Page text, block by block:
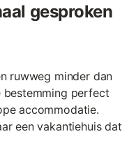
gesproken
ruwweg minder dan
bestemming perfect
accommodatie.
een vakantiehuis dat